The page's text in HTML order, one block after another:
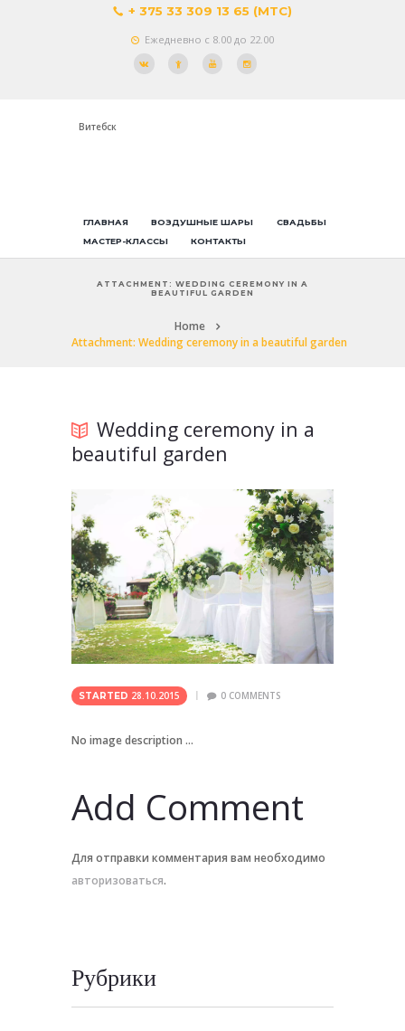
+ 375 33 309 13 65 (МТС)
Ежедневно с 8.00 до 22.00
Витебск
ГЛАВНАЯ ВОЗДУШНЫЕ ШАРЫ
СВАДЬБЫ
МАСТЕР-КЛАССЫ
КОНТАКТЫ
ATTACHMENT: WEDDING CEREMONY IN A
BEAUTIFUL GARDEN
Home
Attachment: Wedding ceremony in a beautiful garden
Wedding ceremony in a
beautiful garden
STARTED 28.10.2015 0COMMENTS
No image description ...
Add Comment
Для отправки комментария вам необходимо
авторизоваться.
Рубрики